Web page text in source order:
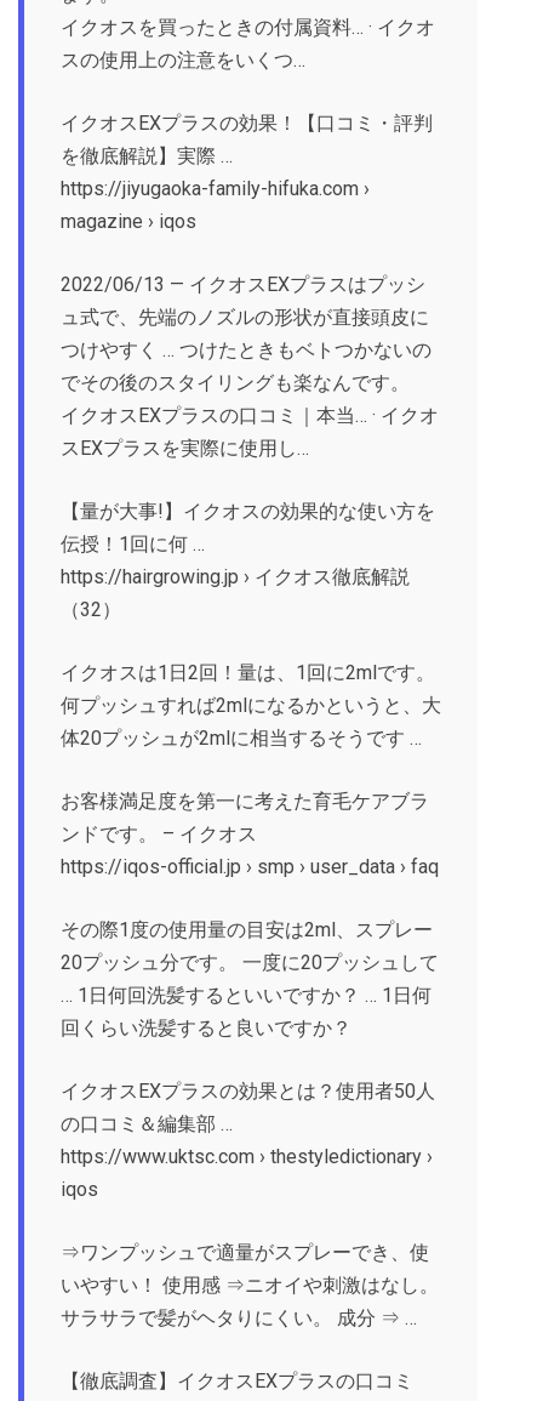
‎イクオスを買ったときの付属資料… · ‎イクオ
スの使用上の注意をいくつ…
イクオスEXプラスの効果！【口コミ・評判
を徹底解説】実際 …
https://jiyugaoka-family-hifuka.com ›
magazine › iqos
2022/06/13 — イクオスEXプラスはプッシ
ュ式で、先端のノズルの形状が直接頭皮に
つけやすく … つけたときもベトつかないの
でその後のスタイリングも楽なんです。
‎イクオスEXプラスの口コミ｜本当… · ‎イクオ
スEXプラスを実際に使用し…
【量が大事!】イクオスの効果的な使い方を
伝授！1回に何 …
https://hairgrowing.jp › イクオス徹底解説
（32）
イクオスは1日2回！量は、1回に2mlです。
何プッシュすれば2mlになるかというと、大
体20プッシュが2mlに相当するそうです …
お客様満足度を第一に考えた育毛ケアブラ
ンドです。 – イクオス
https://iqos-official.jp › smp › user_data › faq
その際1度の使用量の目安は2ml、スプレー
20プッシュ分です。 一度に20プッシュして
… 1日何回洗髪するといいですか？ … 1日何
回くらい洗髪すると良いですか？
イクオスEXプラスの効果とは？使用者50人
の口コミ＆編集部 …
https://www.uktsc.com › thestyledictionary ›
iqos
⇒ワンプッシュで適量がスプレーでき、使
いやすい！ 使用感 ⇒ニオイや刺激はなし。
サラサラで髪がヘタりにくい。 成分 ⇒ …
【徹底調査】イクオスEXプラスの口コミ